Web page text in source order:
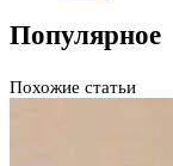
Популярное
Похожие статьи